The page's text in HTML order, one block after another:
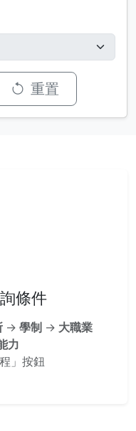
重置
條件
→ 學制→ 大職業
力
」按鈕